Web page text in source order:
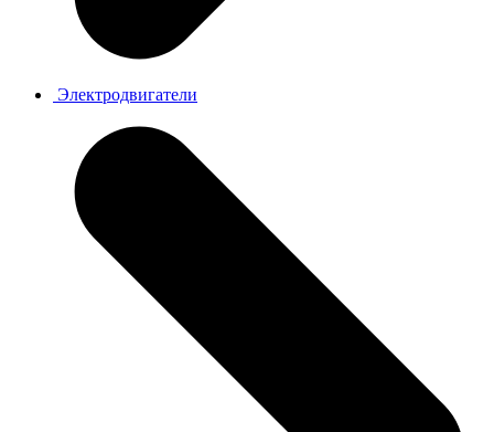
Электродвигатели